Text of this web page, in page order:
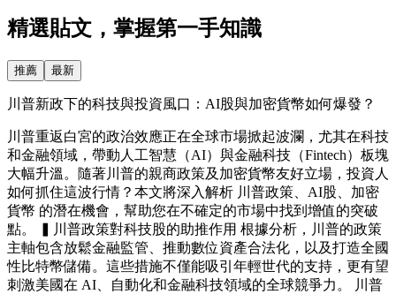
精選貼文，掌握第一手知識
推薦 最新
川普新政下的科技與投資風口：AI股與加密貨幣如何爆發？
川普重返白宮的政治效應正在全球市場掀起波瀾，尤其在科技
和金融領域，帶動人工智慧（AI）與金融科技（Fintech）板塊
大幅升溫。隨著川普的親商政策及加密貨幣友好立場，投資人
如何抓住這波行情？本文將深入解析 川普政策、AI股、加密
貨幣 的潛在機會，幫助您在不確定的市場中找到增值的突破
點。 ▍川普政策對科技股的助推作用 根據分析，川普的政策
主軸包含放鬆金融監管、推動數位資產合法化，以及打造全國
性比特幣儲備。這些措施不僅能吸引年輕世代的支持，更有望
刺激美國在 AI、自動化和金融科技領域的全球競爭力。 川普